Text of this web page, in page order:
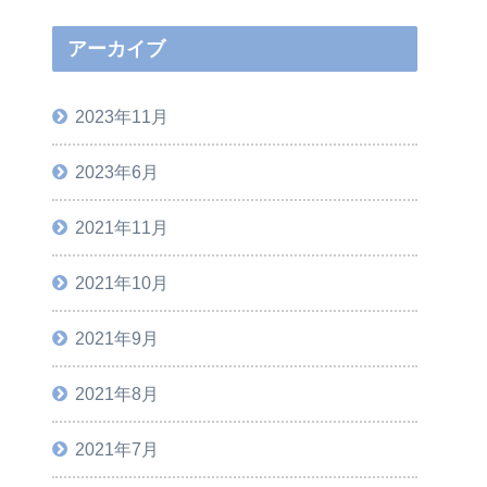
アーカイブ
2023年11月
2023年6月
2021年11月
2021年10月
2021年9月
2021年8月
2021年7月